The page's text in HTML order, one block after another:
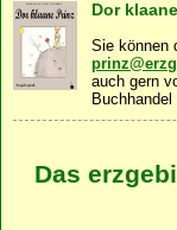
Dor
Sie können
auch gern
Das